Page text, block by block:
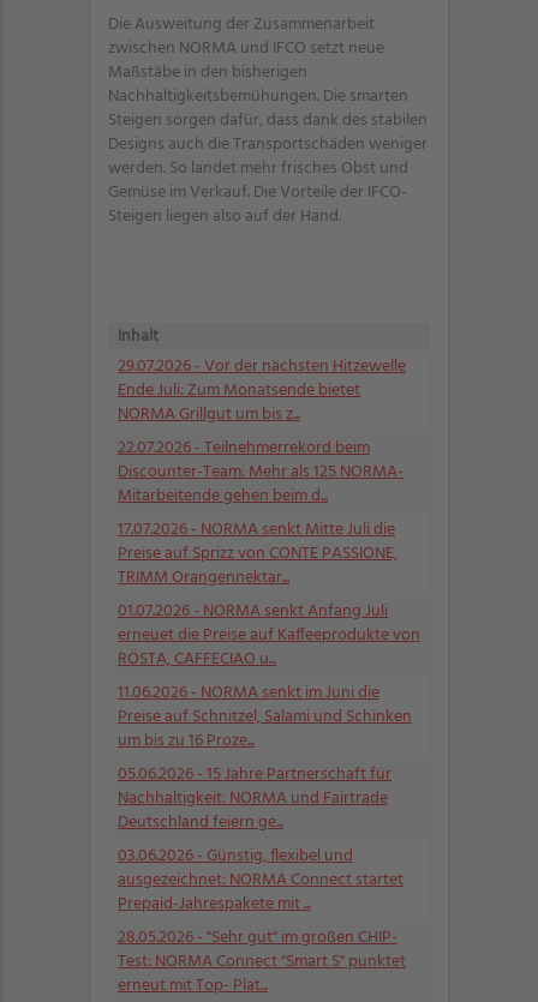
Die Ausweitung der Zusammenarbeit
zwischen NORMA und IFCO setzt neue
Maßstäbe in den bisherigen
Nachhaltigkeitsbemühungen. Die smarten
Steigen sorgen dafür, dass dank des stabilen
Designs auch die Transportschäden weniger
werden. So landet mehr frisches Obst und
Gemüse im Verkauf. Die Vorteile der IFCO-
Steigen liegen also auf der Hand.
Inhalt
29.07.2026- Vor der nächsten Hitzewelle
Ende Juli: Zum Monatsende bietet
NORMA Grillgut um bis z...
22.07.2026- Teilnehmerrekord beim
Discounter-Team: Mehr als 125 NORMA-
Mitarbeitende gehen beim d...
17.07.2026- NORMA senkt Mitte Juli die
Preise auf Sprizz von CONTE PASSIONE,
TRIMM Orangennektar...
01.07.2026- NORMA senkt Anfang Juli
erneuet die Preise auf Kaffeeprodukte von
RÖSTA, CAFFECIAO u...
11.06.2026- NORMA senkt im Juni die
Preise auf Schnitzel, Salami und Schinken
um bis zu 16 Proze...
05.06.2026- 15 Jahre Partnerschaft für
Nachhaltigkeit: NORMA und Fairtrade
Deutschland feiern ge...
03.06.2026- Günstig, flexibel und
ausgezeichnet: NORMA Connect startet
Prepaid-Jahrespakete mit ...
28.05.2026- "Sehr gut" im großen CHIP-
Test: NORMA Connect "Smart S" punktet
erneut mit Top- Plat...